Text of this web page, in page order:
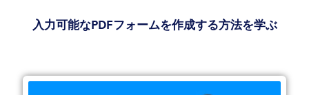
入力可能なPDFフォームを作成する方法を学ぶ